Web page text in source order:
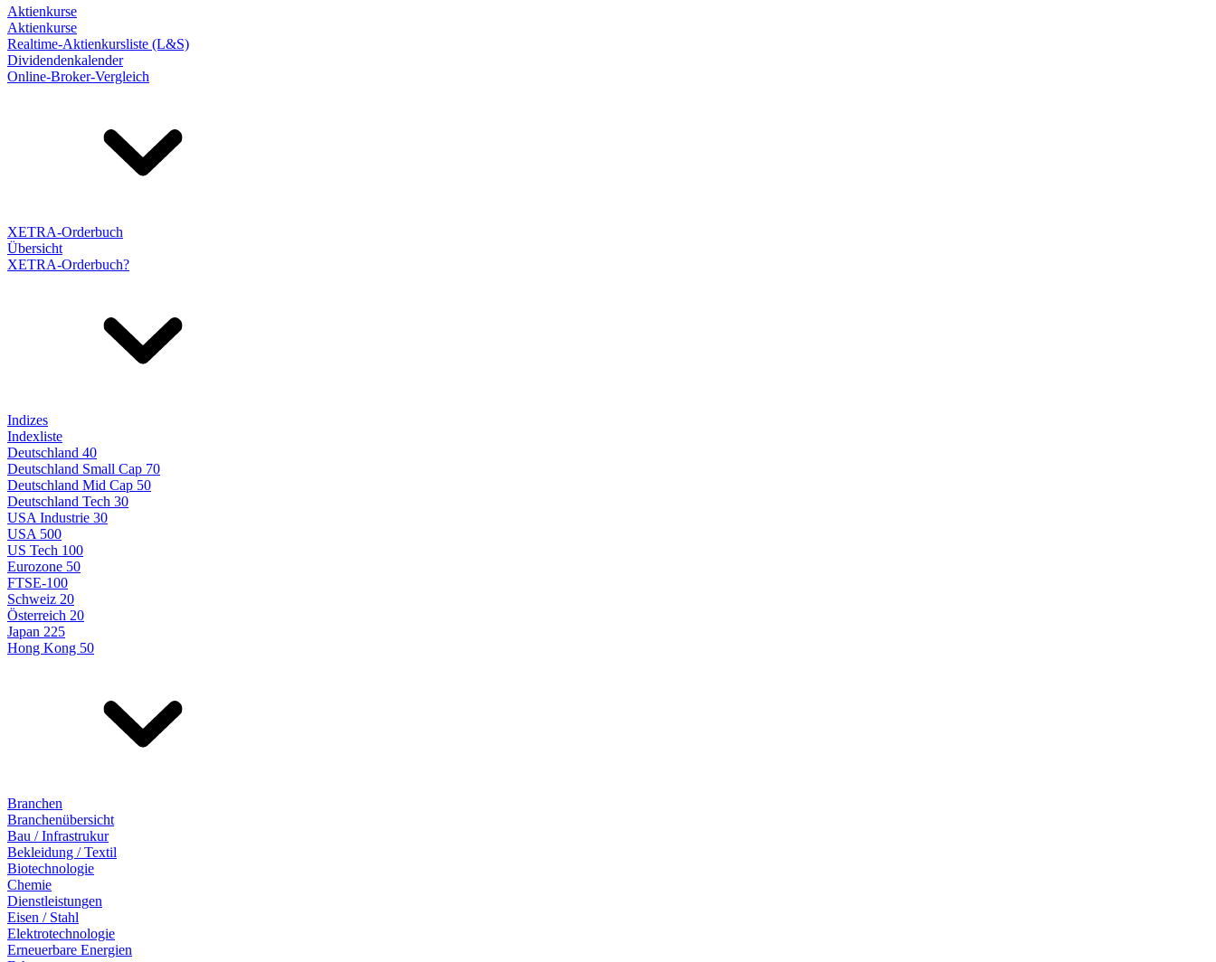
Aktienkurse
Aktienkurse
Realtime-Aktienkursliste (L&S)
Dividendenkalender
Online-Broker-Vergleich
XETRA-Orderbuch
Übersicht
XETRA-Orderbuch?
Indizes
Indexliste
Deutschland 40
Deutschland Small Cap 70
Deutschland Mid Cap 50
Deutschland Tech 30
USA Industrie 30
USA 500
US Tech 100
Eurozone 50
FTSE-100
Schweiz 20
Österreich 20
Japan 225
Hong Kong 50
Branchen
Branchenübersicht
Bau / Infrastrukur
Bekleidung / Textil
Biotechnologie
Chemie
Dienstleistungen
Eisen / Stahl
Elektrotechnologie
Erneuerbare Energien